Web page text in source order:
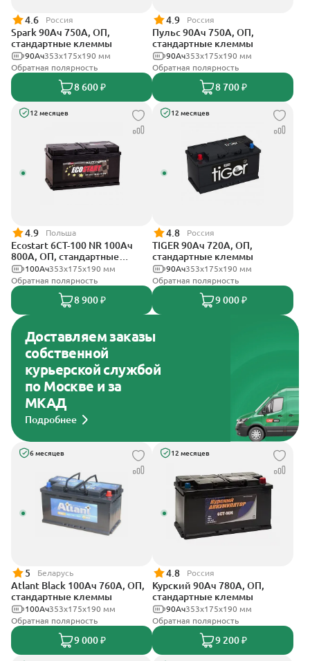
4.6 Россия
Spark 90Ач 750А, ОП,
стандартные клеммы
353х175х190 мм
90Ач
Обратная полярность
8 600 ₽
4.9 Россия
Пульс 90Ач 750А, ОП,
стандартные клеммы
353x175x190 мм
90Ач
Обратная полярность
8 700 ₽
12 месяцев
4.9 Польша
Ecostart 6CT-100 NR 100Ач
800А, ОП, стандартные
клеммы353x175x190 мм
100Ач
Обратная полярность
8 900 ₽
12 месяцев
4.8 Россия
TIGER 90Ач 720А, ОП,
стандартные клеммы
353х175х190 мм
90Ач
Обратная полярность
9 000 ₽
Доставляем заказы
собственной
курьерской службой
по Москве и за
МКАД
Подробнее
6 месяцев
5 Беларусь
Atlant Black 100Ач 760А, ОП,
стандартные клеммы
353х175х190 мм
100Ач
Обратная полярность
9 000 ₽
12 месяцев
4.8 Россия
Курский 90Ач 780А, ОП,
стандартные клеммы
353x175x190 мм
90Ач
Обратная полярность
9 200 ₽